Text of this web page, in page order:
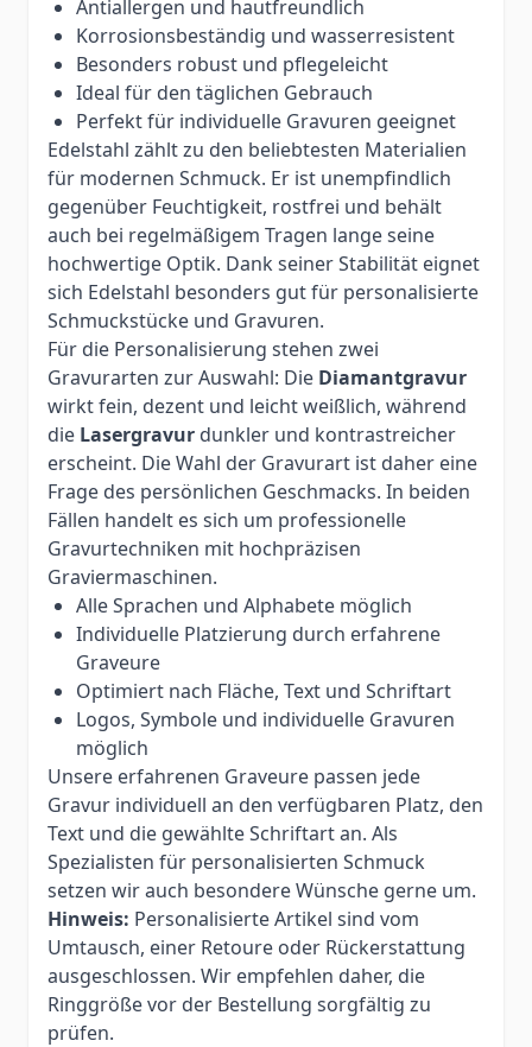
Antiallergen und hautfreundlich
Korrosionsbeständig und wasserresistent
Besonders robust und pflegeleicht
Ideal für den täglichen Gebrauch
Perfekt für individuelle Gravuren geeignet
Edelstahl zählt zu den beliebtesten Materialien
für modernen Schmuck. Er ist unempfindlich
gegenüber Feuchtigkeit, rostfrei und behält
auch bei regelmäßigem Tragen lange seine
hochwertige Optik. Dank seiner Stabilität eignet
sich Edelstahl besonders gut für personalisierte
Schmuckstücke und Gravuren.
Für die Personalisierung stehen zwei
Gravurarten zur Auswahl: Die Diamantgravur
wirkt fein, dezent und leicht weißlich, während
die Lasergravur dunkler und kontrastreicher
erscheint. Die Wahl der Gravurart ist daher eine
Frage des persönlichen Geschmacks. In beiden
Fällen handelt es sich um professionelle
Gravurtechniken mit hochpräzisen
Graviermaschinen.
Alle Sprachen und Alphabete möglich
Individuelle Platzierung durch erfahrene
Graveure
Optimiert nach Fläche, Text und Schriftart
Logos, Symbole und individuelle Gravuren
möglich
Unsere erfahrenen Graveure passen jede
Gravur individuell an den verfügbaren Platz, den
Text und die gewählte Schriftart an. Als
Spezialisten für personalisierten Schmuck
setzen wir auch besondere Wünsche gerne um.
Hinweis: Personalisierte Artikel sind vom
Umtausch, einer Retoure oder Rückerstattung
ausgeschlossen. Wir empfehlen daher, die
Ringgröße vor der Bestellung sorgfältig zu
prüfen.